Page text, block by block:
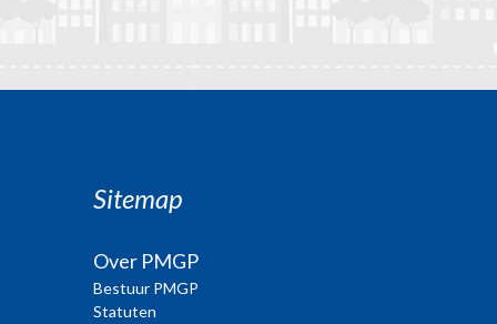
Sitemap
Over PMGP
Bestuur PMGP
Statuten